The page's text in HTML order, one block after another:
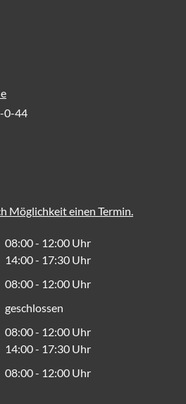
0-44
Möglichkeit einen Termin.
08:00 - 12:00 Uhr
14:00 - 17:30 Uhr
08:00 - 12:00 Uhr
geschlossen
08:00 - 12:00 Uhr
14:00 - 17:30 Uhr
08:00 - 12:00 Uhr